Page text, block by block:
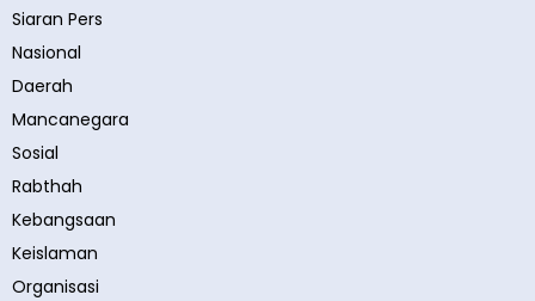
Siaran Pers
Nasional
Daerah
Mancanegara
Sosial
Rabthah
Kebangsaan
Keislaman
Organisasi